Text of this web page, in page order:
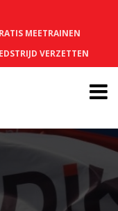
MEETRAINEN
VERZETTEN